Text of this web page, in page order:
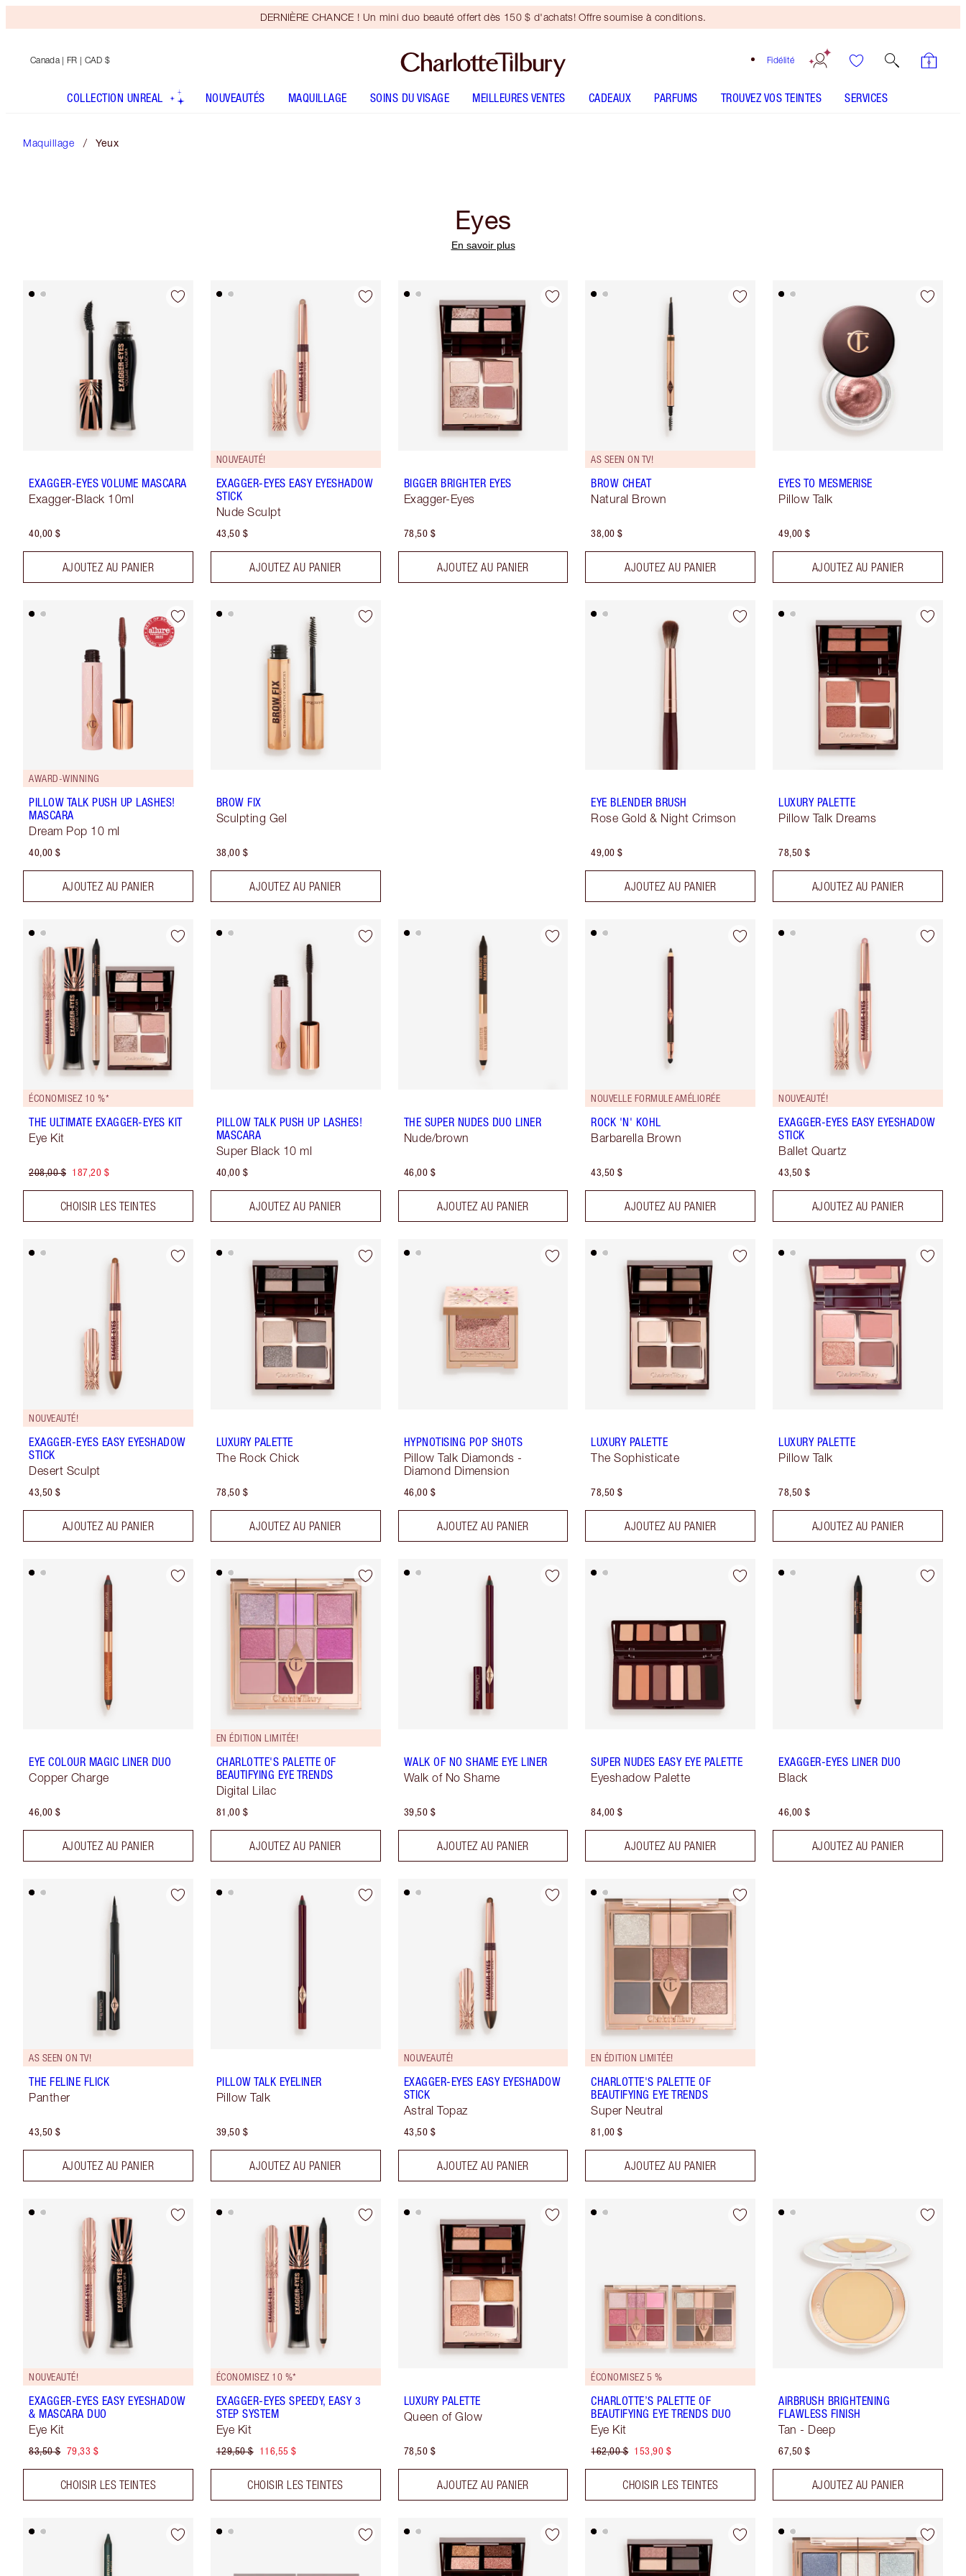
DERNIÈRE CHANCE ! Un mini duo beauté offert dès 150 $ d'achats! Offre soumise à conditions.
Fidélité
Canada | FR | CAD $
COLLECTION UNREAL NOUVEAUTÉS MAQUILLAGE SOINS DU VISAGE MEILLEURES VENTES CADEAUX PARFUMS TROUVEZ VOS TEINTES SERVICES
Maquillage Yeux
Eyes
En savoir plus
EXAGGER-EYES VOLUME MASCARA
Exagger-Black 10ml
40,00 $
AJOUTEZ AU PANIER
NOUVEAUTÉ!
EXAGGER-EYES EASY EYESHADOW
STICK
Nude Sculpt
43,50 $
AJOUTEZ AU PANIER
BIGGER BRIGHTER EYES
Exagger-Eyes
78,50 $
AJOUTEZ AU PANIER
AS SEEN ON TV!
BROW CHEAT
Natural Brown
38,00 $
AJOUTEZ AU PANIER
EYES TO MESMERISE
Pillow Talk
49,00 $
AJOUTEZ AU PANIER
AWARD-WINNING
PILLOW TALK PUSH UP LASHES!
MASCARA
Dream Pop 10 ml
40,00 $
AJOUTEZ AU PANIER
BROW FIX
Sculpting Gel
38,00 $
AJOUTEZ AU PANIER
EYE BLENDER BRUSH
Rose Gold & Night Crimson
49,00 $
AJOUTEZ AU PANIER
LUXURY PALETTE
Pillow Talk Dreams
78,50 $
AJOUTEZ AU PANIER
ÉCONOMISEZ 10 %*
THE ULTIMATE EXAGGER-EYES KIT
Eye Kit
208,00 $ 187,20 $
CHOISIR LES TEINTES
PILLOW TALK PUSH UP LASHES!
MASCARA
Super Black 10 ml
40,00 $
AJOUTEZ AU PANIER
THE SUPER NUDES DUO LINER
Nude/brown
46,00 $
AJOUTEZ AU PANIER
NOUVELLE FORMULE AMÉLIORÉE
ROCK 'N' KOHL
Barbarella Brown
43,50 $
AJOUTEZ AU PANIER
NOUVEAUTÉ!
EXAGGER-EYES EASY EYESHADOW
STICK
Ballet Quartz
43,50 $
AJOUTEZ AU PANIER
NOUVEAUTÉ!
EXAGGER-EYES EASY EYESHADOW
STICK
Desert Sculpt
43,50 $
AJOUTEZ AU PANIER
LUXURY PALETTE
The Rock Chick
78,50 $
AJOUTEZ AU PANIER
HYPNOTISING POP SHOTS
Pillow Talk Diamonds -
Diamond Dimension
46,00 $
AJOUTEZ AU PANIER
LUXURY PALETTE
The Sophisticate
78,50 $
AJOUTEZ AU PANIER
LUXURY PALETTE
Pillow Talk
78,50 $
AJOUTEZ AU PANIER
EYE COLOUR MAGIC LINER DUO
Copper Charge
46,00 $
AJOUTEZ AU PANIER
EN ÉDITION LIMITÉE!
CHARLOTTE'S PALETTE OF
BEAUTIFYING EYE TRENDS
Digital Lilac
81,00 $
AJOUTEZ AU PANIER
WALK OF NO SHAME EYE LINER
Walk of No Shame
39,50 $
AJOUTEZ AU PANIER
SUPER NUDES EASY EYE PALETTE
Eyeshadow Palette
84,00 $
AJOUTEZ AU PANIER
EXAGGER-EYES LINER DUO
Black
46,00 $
AJOUTEZ AU PANIER
AS SEEN ON TV!
THE FELINE FLICK
Panther
43,50 $
AJOUTEZ AU PANIER
PILLOW TALK EYELINER
Pillow Talk
39,50 $
AJOUTEZ AU PANIER
NOUVEAUTÉ!
EXAGGER-EYES EASY EYESHADOW
STICK
Astral Topaz
43,50 $
AJOUTEZ AU PANIER
EN ÉDITION LIMITÉE!
CHARLOTTE'S PALETTE OF
BEAUTIFYING EYE TRENDS
Super Neutral
81,00 $
AJOUTEZ AU PANIER
NOUVEAUTÉ!
EXAGGER-EYES EASY EYESHADOW
& MASCARA DUO
Eye Kit
83,50 $ 79,33 $
CHOISIR LES TEINTES
ÉCONOMISEZ 10 %*
EXAGGER-EYES SPEEDY, EASY 3
STEP SYSTEM
Eye Kit
129,50 $ 116,55 $
CHOISIR LES TEINTES
LUXURY PALETTE
Queen of Glow
78,50 $
AJOUTEZ AU PANIER
ÉCONOMISEZ 5 %
CHARLOTTE’S PALETTE OF
BEAUTIFYING EYE TRENDS DUO
Eye Kit
162,00 $ 153,90 $
CHOISIR LES TEINTES
AIRBRUSH BRIGHTENING
FLAWLESS FINISH
Tan - Deep
67,50 $
AJOUTEZ AU PANIER